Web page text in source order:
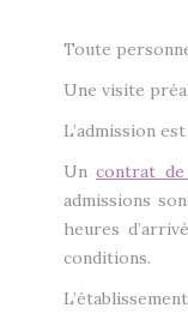
Toute
Une visite
L’admission
Uncontrat
admissions
heures
conditions.